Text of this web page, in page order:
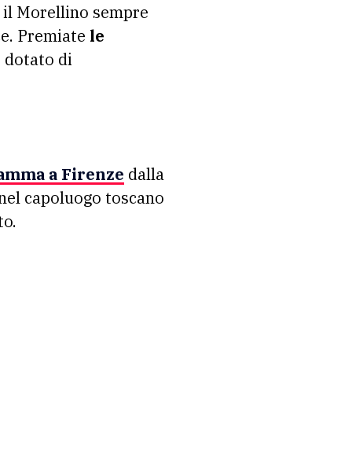
Morellino sempre
Premiate le
dotato di
a Firenze dalla
capoluogo toscano